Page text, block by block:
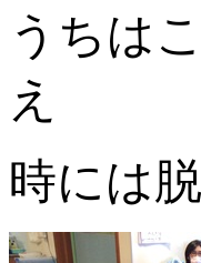
うちは
え
時には